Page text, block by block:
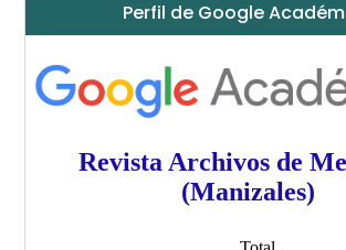
Perfil de Google